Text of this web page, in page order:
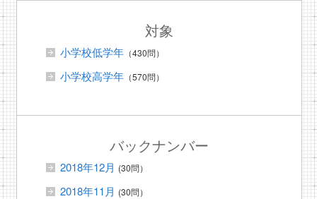
対象
小学校低学年（430問）
小学校高学年（570問）
バックナンバー
2018年12月 (30問）
2018年11月 (30問）